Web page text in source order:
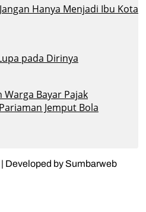
Hanya Menjadi Ibu Kota
pada Dirinya
Warga Bayar Pajak
Jemput Bola
Developed by Sumbarweb